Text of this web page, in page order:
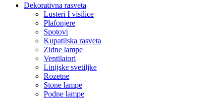
Dekorativna rasveta
Lusteri I visilice
Plafonjere
Spotovi
Kupatilska rasveta
Zidne lampe
Ventilatori
Linijske svetiljke
Rozetne
Stone lampe
Podne lampe